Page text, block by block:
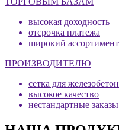
высокая доходность
отсрочка платежа
широкий
ПРОИЗВОДИТЕЛЮ
сетка для
высокое качество
нестандартные заказы